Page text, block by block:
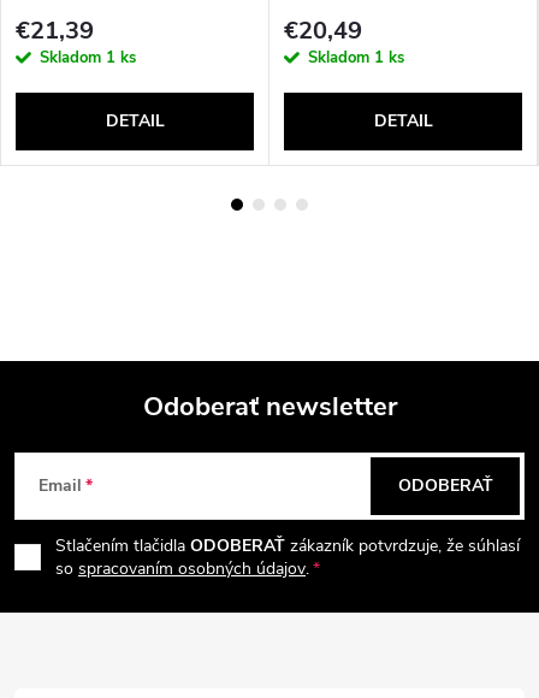
€21,39
Skladom 1 ks
DETAIL
€20,49
Skladom 1 ks
DETAIL
Z
á
p
Odoberať newsletter
Email
Stlačením tlačidla ODOBERAŤ zákazník potvrdzuje, že súhlasí
so spracovaním osobných údajov.
ODOBERAŤ